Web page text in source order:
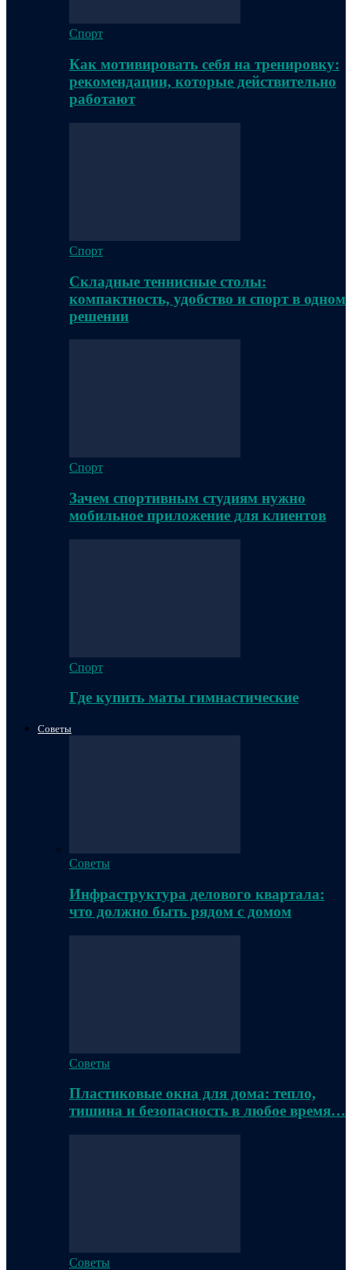
Спорт
Как мотивировать себя на тренировку:
рекомендации, которые действительно
работают
Спорт
Складные теннисные столы:
компактность, удобство и спорт в одном
решении
Спорт
Зачем спортивным студиям нужно
мобильное приложение для клиентов
Спорт
Где купить маты гимнастические
Советы
Советы
Инфраструктура делового квартала:
что должно быть рядом с домом
Советы
Пластиковые окна для дома: тепло,
тишина и безопасность в любое время…
Советы